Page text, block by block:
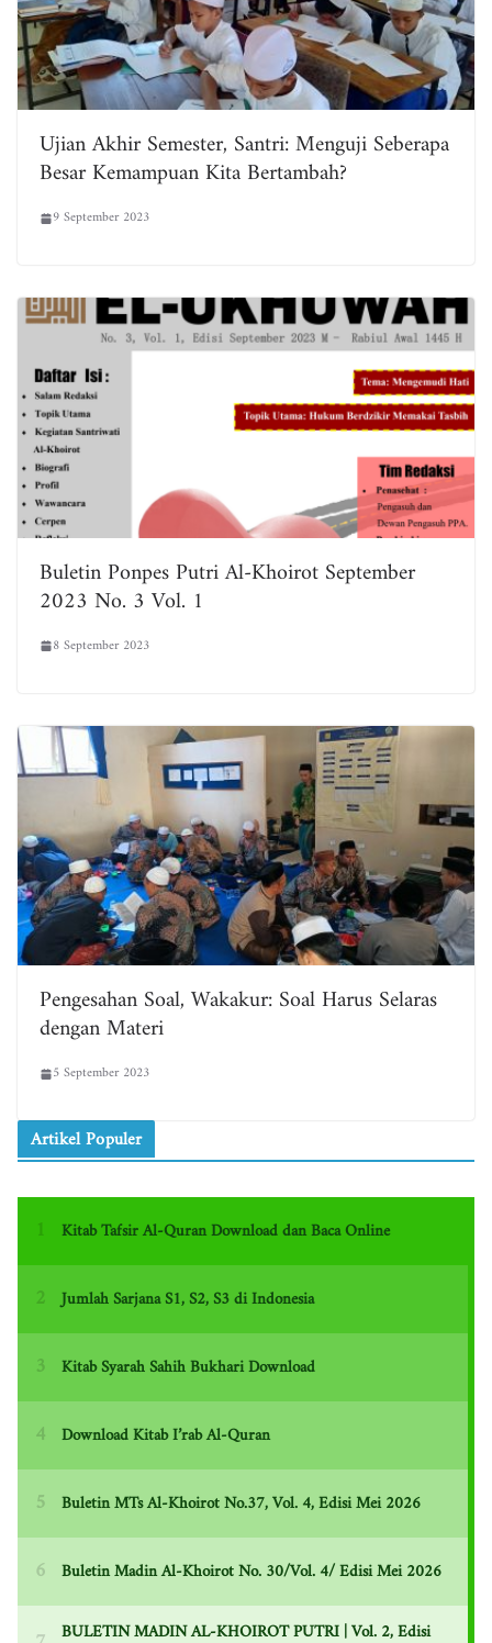
Ujian Akhir Semester, Santri: Menguji Seberapa
Besar Kemampuan Kita Bertambah?
9 September 2023
Buletin Ponpes Putri Al-Khoirot September
2023 No. 3 Vol. 1
8 September 2023
Pengesahan Soal, Wakakur: Soal Harus Selaras
dengan Materi
5 September 2023
Artikel Populer